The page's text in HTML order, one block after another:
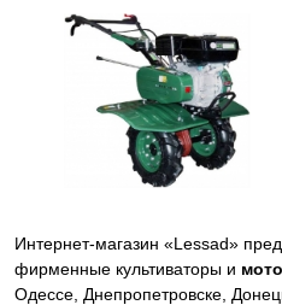
Интернет-магазин «Lessad»
фирменные культиваторы и
Одессе, Днепропетровске,